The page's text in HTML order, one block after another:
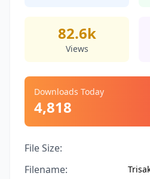
82.6k
Views
Downloads Today
4,818
File Size:
Filename: